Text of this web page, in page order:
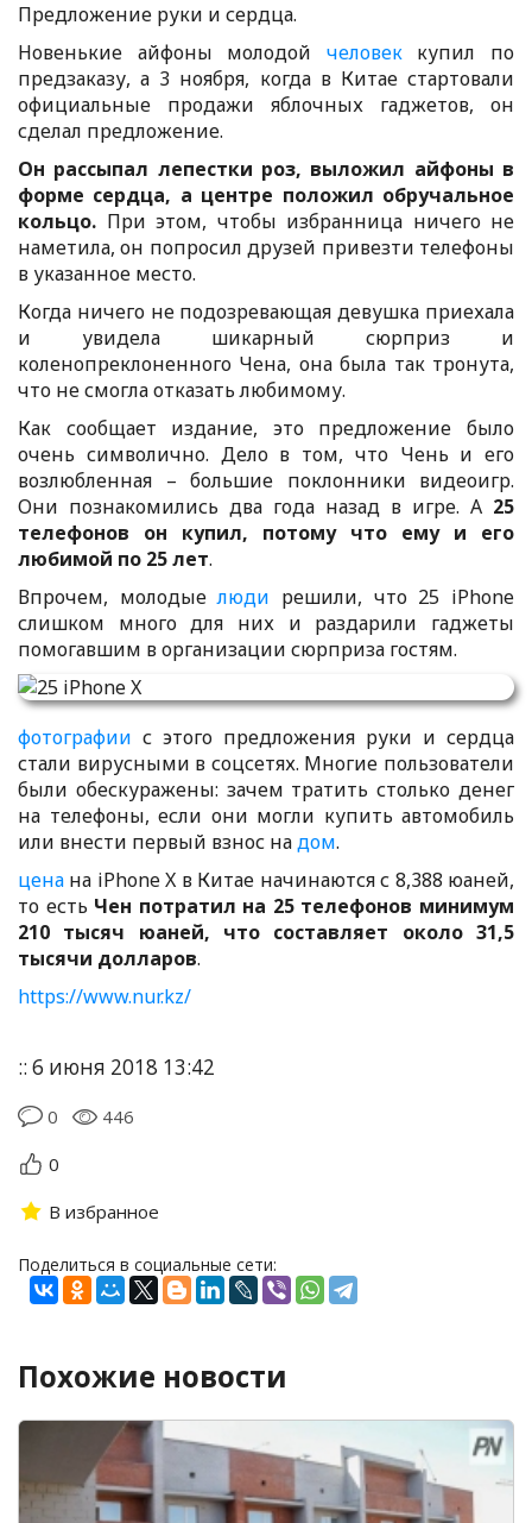
Предложение руки и сердца.
Новенькие айфоны молодой человеккупил по
предзаказу, а 3 ноября, когда в Китае стартовали
официальные продажи яблочных гаджетов, он
сделал предложение.
Он рассыпал лепестки роз, выложил айфоны в
форме сердца, а центре положил обручальное
кольцо. При этом, чтобы избранница ничего не
наметила, он попросил друзей привезти телефоны
в указанное место.
Когда ничего не подозревающая девушка приехала
и увидела шикарный сюрприз и
коленопреклоненного Чена, она была так тронута,
что не смогла отказать любимому.
Как сообщает издание, это предложение было
очень символично. Дело в том, что Чень и его
возлюбленная – большие поклонники видеоигр.
Они познакомились два года назад в игре. А 25
телефонов он купил, потому что ему и его
любимой по 25 лет.
Впрочем, молодыелюди решили, что 25 iPhone
слишком много для них и раздарили гаджеты
помогавшим в организации сюрприза гостям.
фотографии с этого предложения руки и сердца
стали вирусными в соцсетях. Многие пользователи
были обескуражены: зачем тратить столько денег
на телефоны, если они могли купить автомобиль
или внести первый взнос надом.
цена на iPhone X в Китае начинаются с 8,388 юаней,
то есть Чен потратил на 25 телефонов минимум
210 тысяч юаней, что составляет около 31,5
тысячи долларов.
https://www.nur.kz/
:: 6 июня 2018 13:42
0
446
0
В избранное
Поделиться в социальные сети:
Похожие новости